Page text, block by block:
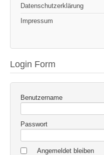
Datenschutzerklärung
Impressum
Login Form
Benutzername
Passwort
Angemeldet bleiben